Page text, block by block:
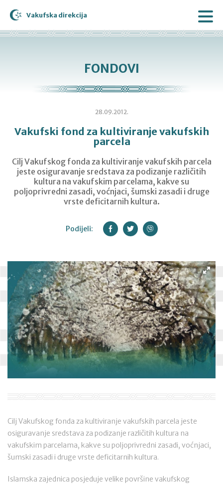
Vakufska direkcija
FONDOVI
28.09.2012.
Vakufski fond za kultiviranje vakufskih
parcela
Cilj Vakufskog fonda za kultiviranje vakufskih parcela
jeste osiguravanje sredstava za podizanje različitih
kultura na vakufskim parcelama, kakve su
poljoprivredni zasadi, voćnjaci, šumski zasadi i druge
vrste deficitarnih kultura.
Podijeli:
Cilj Vakufskog fonda za kultiviranje vakufskih parcela jeste
osiguravanje sredstava za podizanje različitih kultura na
vakufskim parcelama, kakve su poljoprivredni zasadi, voćnjaci,
šumski zasadi i druge vrste deficitarnih kultura.
Islamska zajednica posjeduje velike površine vakufskog